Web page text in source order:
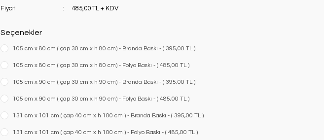
Fiyat
485,00 TL + KDV
Seçenekler
105 cm x 80 cm ( çap 30 cm x h 80 cm) - Branda Baskı - ( 395,00 TL )
105 cm x 80 cm ( çap 30 cm x h 80 cm) - Folyo Baskı - ( 485,00 TL )
105 cm x 90 cm ( çap 30 cm x h 90 cm) - Branda Baskı - ( 395,00 TL )
105 cm x 90 cm ( çap 30 cm x h 90 cm) - Folyo Baskı - ( 485,00 TL )
131 cm x 101 cm ( çap 40 cm x h 100 cm ) - Branda Baskı - ( 395,00 TL )
131 cm x 101 cm ( çap 40 cm x h 100 cm ) - Folyo Baskı - ( 485,00 TL )